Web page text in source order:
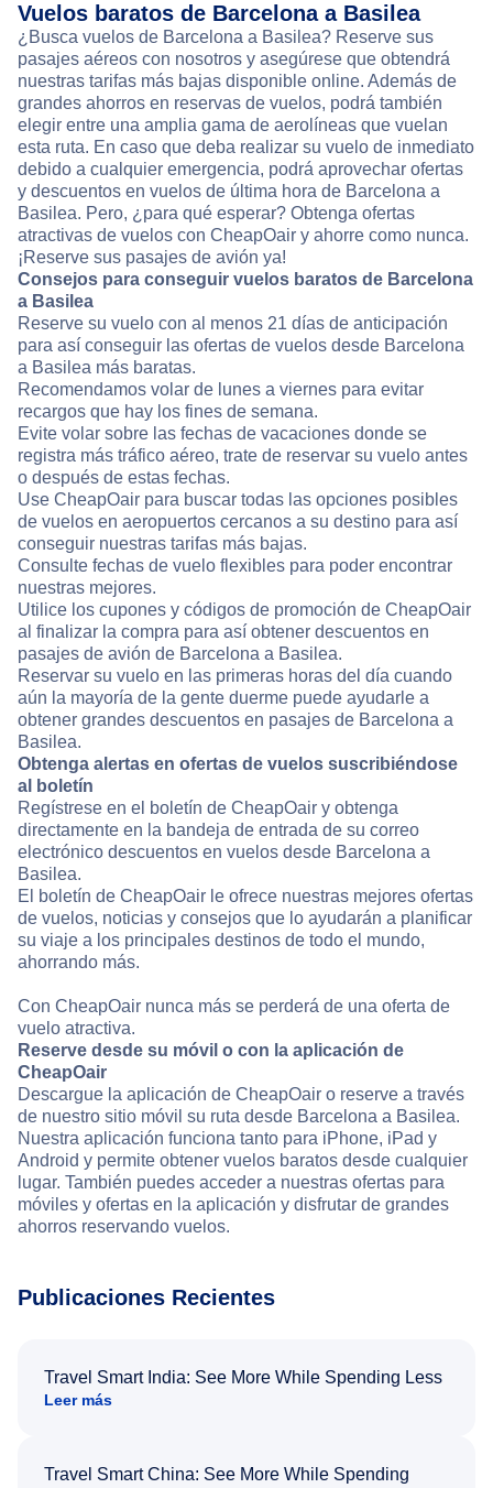
Vuelos baratos de Barcelona a Basilea
¿Busca vuelos de Barcelona a Basilea? Reserve sus
pasajes aéreos con nosotros y asegúrese que obtendrá
nuestras tarifas más bajas disponible online. Además de
grandes ahorros en reservas de vuelos, podrá también
elegir entre una amplia gama de aerolíneas que vuelan
esta ruta. En caso que deba realizar su vuelo de inmediato
debido a cualquier emergencia, podrá aprovechar ofertas
y descuentos en vuelos de última hora de Barcelona a
Basilea. Pero, ¿para qué esperar? Obtenga ofertas
atractivas de vuelos con CheapOair y ahorre como nunca.
¡Reserve sus pasajes de avión ya!
Consejos para conseguir vuelos baratos de Barcelona
a Basilea
Reserve su vuelo con al menos 21 días de anticipación
para así conseguir las ofertas de vuelos desde Barcelona
a Basilea más baratas.
Recomendamos volar de lunes a viernes para evitar
recargos que hay los fines de semana.
Evite volar sobre las fechas de vacaciones donde se
registra más tráfico aéreo, trate de reservar su vuelo antes
o después de estas fechas.
Use CheapOair para buscar todas las opciones posibles
de vuelos en aeropuertos cercanos a su destino para así
conseguir nuestras tarifas más bajas.
Consulte fechas de vuelo flexibles para poder encontrar
nuestras mejores.
Utilice los cupones y códigos de promoción de CheapOair
al finalizar la compra para así obtener descuentos en
pasajes de avión de Barcelona a Basilea.
Reservar su vuelo en las primeras horas del día cuando
aún la mayoría de la gente duerme puede ayudarle a
obtener grandes descuentos en pasajes de Barcelona a
Basilea.
Obtenga alertas en ofertas de vuelos suscribiéndose
al boletín
Regístrese en el boletín de CheapOair y obtenga
directamente en la bandeja de entrada de su correo
electrónico descuentos en vuelos desde Barcelona a
Basilea.
El boletín de CheapOair le ofrece nuestras mejores ofertas
de vuelos, noticias y consejos que lo ayudarán a planificar
su viaje a los principales destinos de todo el mundo,
ahorrando más.
Con CheapOair nunca más se perderá de una oferta de
vuelo atractiva.
Reserve desde su móvil o con la aplicación de
CheapOair
Descargue la aplicación de CheapOair o reserve a través
de nuestro sitio móvil su ruta desde Barcelona a Basilea.
Nuestra aplicación funciona tanto para iPhone, iPad y
Android y permite obtener vuelos baratos desde cualquier
lugar. También puedes acceder a nuestras ofertas para
móviles y ofertas en la aplicación y disfrutar de grandes
ahorros reservando vuelos.
Publicaciones Recientes
Travel Smart India: See More While Spending Less
Leer más
Travel Smart China: See More While Spending